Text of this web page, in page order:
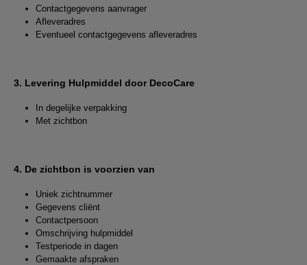
Contactgegevens aanvrager
Afleveradres
Eventueel contactgegevens afleveradres
3. Levering Hulpmiddel door DecoCare
In degelijke verpakking
Met zichtbon
4. De zichtbon is voorzien van
Uniek zichtnummer
Gegevens cliënt
Contactpersoon
Omschrijving hulpmiddel
Testperiode in dagen
Gemaakte afspraken